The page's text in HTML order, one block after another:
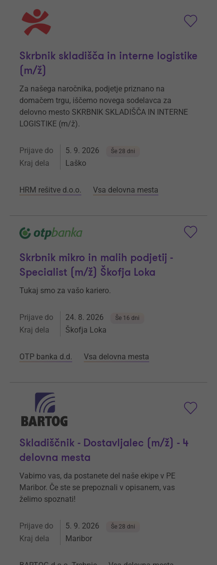
Skrbnik skladišča in interne logistike
(m/ž)
Za našega naročnika, podjetje priznano na
domačem trgu, iščemo novega sodelavca za
delovno mesto SKRBNIK SKLADIŠČA IN INTERNE
LOGISTIKE (m/ž).
Prijave do 5. 9. 2026 Še 28 dni
Kraj dela Laško
HRM rešitve d.o.o. Vsa delovna mesta
Skrbnik mikro in malih podjetij -
Specialist (m/ž) Škofja Loka
Tukaj smo za vašo kariero.
Prijave do 24. 8. 2026 Še 16 dni
Kraj dela Škofja Loka
OTP banka d.d. Vsa delovna mesta
Skladiščnik - Dostavljalec (m/ž) - 4
delovna mesta
Vabimo vas, da postanete del naše ekipe v PE
Maribor. Če ste se prepoznali v opisanem, vas
želimo spoznati!
Prijave do 5. 9. 2026 Še 28 dni
Kraj dela Maribor